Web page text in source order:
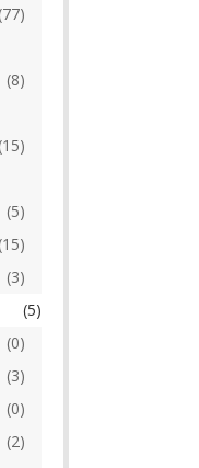
77
8
15
5
15
3
5
0
3
0
2